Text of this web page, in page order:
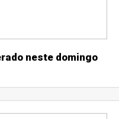
neste domingo